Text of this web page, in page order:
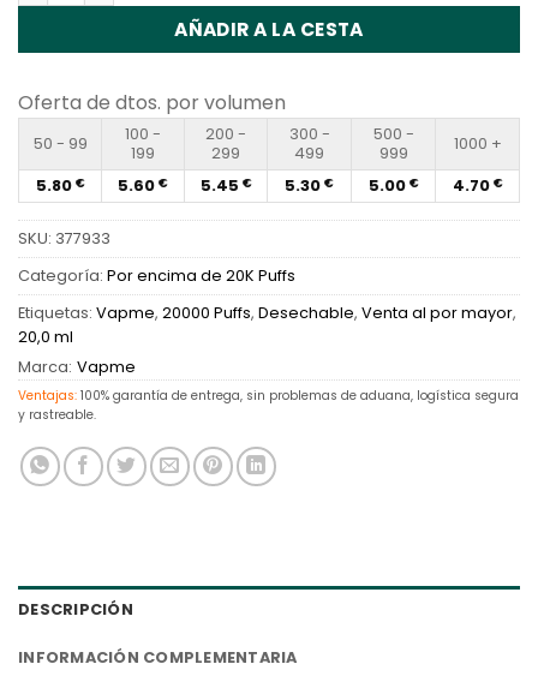
AÑADIR A LA CESTA
Oferta de dtos. por volumen
50 - 99
100 -
199
200 -
299
300 -
499
500 -
999
1000 +
5.80 € 5.60 € 5.45 € 5.30 € 5.00 € 4.70 €
SKU: 377933
Categoría: Por encima de 20K Puffs
Etiquetas: Vapme, 20000 Puffs, Desechable, Venta al por mayor,
20,0 ml
Marca: Vapme
Ventajas: 100% garantía de entrega, sin problemas de aduana, logística segura
y rastreable.
DESCRIPCIÓN
INFORMACIÓN COMPLEMENTARIA